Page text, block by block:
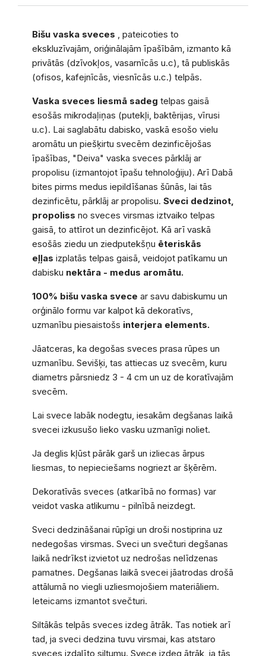
Bišu vaska sveces , pateicoties to
ekskluzīvajām, oriģinālajām īpašībām, izmanto kā
privātās (dzīvokļos, vasarnīcās u.c), tā publiskās
(ofisos, kafejnīcās, viesnīcās u.c.) telpās.
Vaska sveces liesmā sadeg telpas gaisā
esošās mikrodaļiņas (putekļi, baktērijas, vīrusi
u.c). Lai saglabātu dabisko, vaskā esošo vielu
aromātu un piešķirtu svecēm dezinficējošas
īpašības, "Deiva" vaska sveces pārklāj ar
propolisu (izmantojot īpašu tehnoloģiju). Arī Dabā
bites pirms medus iepildīšanas šūnās, lai tās
dezinficētu, pārklāj ar propolisu. Sveci dedzinot,
propoliss no sveces virsmas iztvaiko telpas
gaisā, to attīrot un dezinficējot. Kā arī vaskā
esošās ziedu un ziedputekšņu ēteriskās
eļļas izplatās telpas gaisā, veidojot patīkamu un
dabisku nektāra - medus aromātu.
100% bišu vaska svece ar savu dabiskumu un
orģinālo formu var kalpot kā dekoratīvs,
uzmanību piesaistošs interjera elements.
Jāatceras, ka degošas sveces prasa rūpes un
uzmanību. Sevišķi, tas attiecas uz svecēm, kuru
diametrs pārsniedz 3 - 4 cm un uz de koratīvajām
svecēm.
Lai svece labāk nodegtu, iesakām degšanas laikā
svecei izkusušo lieko vasku uzmanīgi noliet.
Ja deglis kļūst pārāk garš un izliecas ārpus
liesmas, to nepieciešams nogriezt ar šķērēm.
Dekoratīvās sveces (atkarībā no formas) var
veidot vaska atlikumu - pilnībā neizdegt.
Sveci dedzināšanai rūpīgi un droši nostiprina uz
nedegošas virsmas. Sveci un svečturi degšanas
laikā nedrīkst izvietot uz nedrošas nelīdzenas
pamatnes. Degšanas laikā svecei jāatrodas drošā
attālumā no viegli uzliesmojošiem materiāliem.
Ieteicams izmantot svečturi.
Siltākās telpās sveces izdeg ātrāk. Tas notiek arī
tad, ja sveci dedzina tuvu virsmai, kas atstaro
sveces izdalīto siltumu. Svece izdeg ātrāk, ja tās